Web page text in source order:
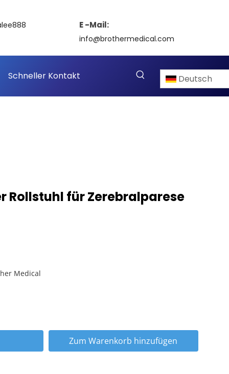
E -Mail:
info@brothermedical.com
Schneller Kontakt Deutsch
Rollstuhl für Zerebralparese
Medical
Zum Warenkorb hinzufügen